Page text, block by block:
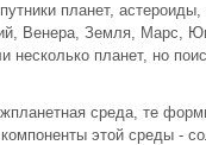
планет,
Венера, Земля, Марс,
планет, но
среда, те
этой среды -